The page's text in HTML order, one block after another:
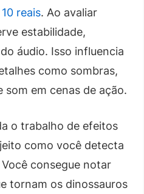
reais. Ao avaliar
estabilidade,
áudio. Isso influencia
como sombras,
em cenas de ação.
o trabalho de efeitos
como você detecta
consegue notar
tornam os dinossauros